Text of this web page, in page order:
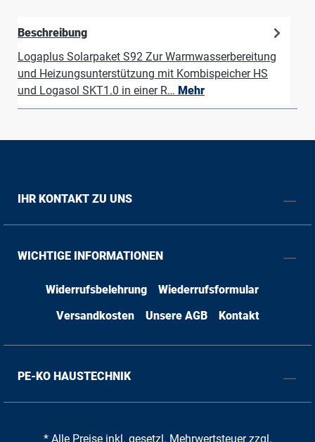
Beschreibung
Logaplus Solarpaket S92 Zur Warmwasserbereitung
und Heizungsunterstützung mit Kombispeicher HS
und Logasol SKT1.0 in einer R… Mehr
IHR KONTAKT ZU UNS
WICHTIGE INFORMATIONEN
Widerrufsbelehrung
Wiederrufsformular
Versandkosten
Unsere AGB Kontakt
PE-KO HAUSTECHNIK
* Alle Preise inkl. gesetzl. Mehrwertsteuer zzgl.